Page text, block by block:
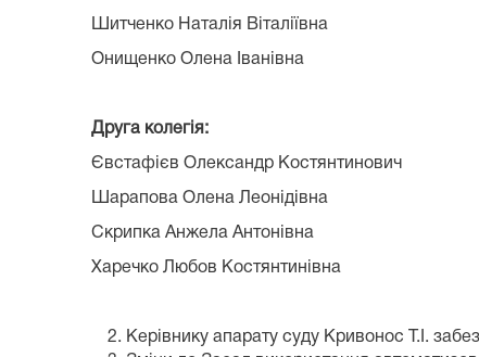
Шитченко Наталія Віталіївна
Онищенко Олена Іванівна
Друга колегія:
Євстафієв Олександр Костянтинович
Шарапова Олена Леонідівна
Скрипка Анжела Антонівна
Харечко Любов Костянтинівна
Керівнику апарату суду Кривонос Т.І.